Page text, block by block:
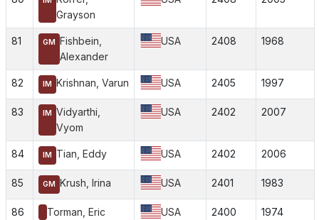
Grayson
81 GM Fishbein,
Alexander
USA 2408 1968
82 IM Krishnan, Varun USA 2405 1997
83 IM Vidyarthi,
Vyom
USA 2402 2007
84 IM Tian, Eddy USA 2402 2006
85 GM Krush, Irina USA 2401 1983
86 Torman, Eric USA 2400 1974